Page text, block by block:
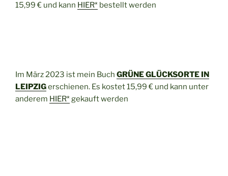
15,99 € und kann HIER* bestellt werden
Im März 2023 ist mein Buch GRÜNE GLÜCKSORTE IN
LEIPZIGerschienen. Es kostet 15,99 € und kann unter
anderem HIER*gekauft werden